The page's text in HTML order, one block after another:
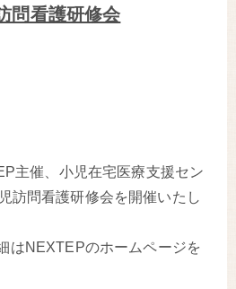
問看護研修会
主催、小児在宅医療支援セン
訪問看護研修会を開催いたし
はNEXTEPのホームページを